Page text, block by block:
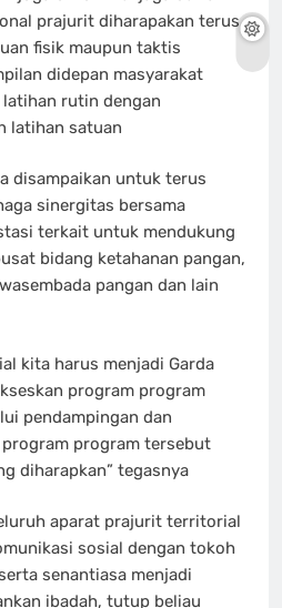
prajurit diharapakan terus
fisik maupun taktis
didepan masyarakat
rutin dengan
latihan satuan
disampaikan untuk terus
sinergitas bersama
terkait untuk mendukung
bidang ketahanan pangan,
pangan dan lain
kita harus menjadi Garda
program program
pendampingan dan
program tersebut
diharapkan” tegasnya
aparat prajurit territorial
sosial dengan tokoh
senantiasa menjadi
ibadah, tutup beliau